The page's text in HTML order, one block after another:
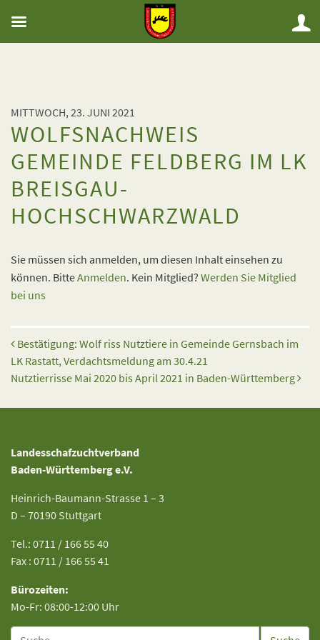
MITTWOCH, 23. JUNI 2021
WOLFSNACHWEIS
GEMEINDE FELDBERG IM LK
BREISGAU-
HOCHSCHWARZWALD
Sie müssen sich anmelden, um diesen Inhalt einsehen zu
können. BitteAnmelden. Kein Mitglied? Werden Sie Mitglied
bei uns
Beitrags-Navigation
Bestätigung: Wolf riss Nutztiere in Gemeinde Gernsbach im
LK Rastatt, Verdachtsmeldung am 30.4.21
Nutztierrisse Mai 2020 bis April 2021 in Baden-Württemberg
Landesschafzuchtverband
Baden-Württemberg e.V.
Heinrich-Baumann-Strasse 1 – 3
D – 70190 Stuttgart
Tel.: 0711 / 166 55 40
Fax : 0711 / 166 55 41
Bürozeiten:
Mo-Fr: 08:00-12:00 Uhr
Suche